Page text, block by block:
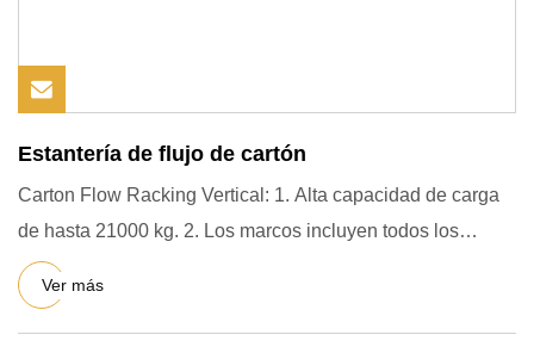
Estantería de flujo de cartón
Carton Flow Racking Vertical: 1. Alta capacidad de carga
de hasta 21000 kg. 2. Los marcos incluyen todos los
elementos
Ver más